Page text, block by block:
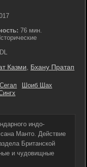
76 мин.
Казми
Бхану Пратап
Шоиб Шах
индо-
Манто. Действие
Британской
и чудовищные